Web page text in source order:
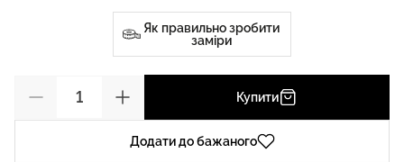
Як правильно зробити
заміри
Купити
Додати до бажаного